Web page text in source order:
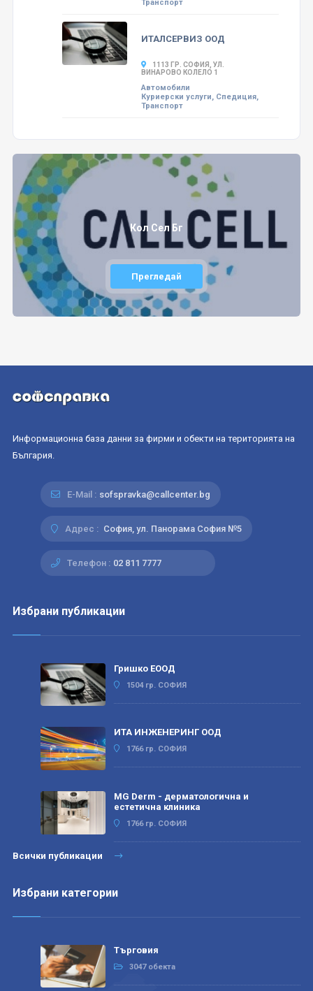
Транспорт
ИТАЛСЕРВИЗ ООД
1113 ГР. СОФИЯ, УЛ.
ВИНАРОВО КОЛЕЛО 1
Автомобили
Куриерски услуги, Спедиция,
Транспорт
Кол Сел Бг
Прегледай
Информационна база данни за фирми и обекти на територията на
България.
E-Mail : sofspravka@callcenter.bg
Адрес : София, ул. Панорама София №5
Телефон : 02 811 7777
Избрани публикации
Гришко ЕООД
1504 гр. СОФИЯ
ИТА ИНЖЕНЕРИНГ ООД
1766 гр. СОФИЯ
MG Derm - дерматологична и
естетична клиника
1766 гр. СОФИЯ
Всички публикации
Избрани категории
Търговия
3047 обекта